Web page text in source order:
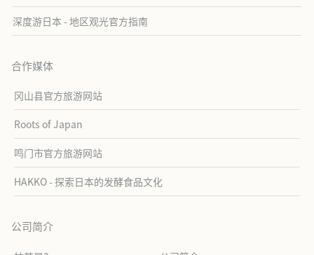
深度游日本 - 地区观光官方指南
合作媒体
冈山县官方旅游网站
Roots of Japan
鸣门市官方旅游网站
HAKKO - 探索日本的发酵食品文化
公司简介